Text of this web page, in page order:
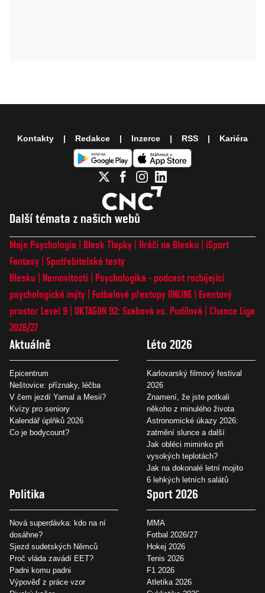
Další témata z našich webů
Moje Psychologie Blesk Tlapky Hráči na Blesku
iSport
Fantasy Spotřebitelské testy
Blesku
Nemovitosti
Psychologika - podcast rozbíjející
psychologické mýty
Fotbalové přestupy ONLINE
Eventový
prostor Level 9 OKTAGON 92: Szabová vs. Pudilová
Chance Liga
2026/27
Aktuálně
Epicentrum
Neštovice: příznaky, léčba
V čem jezdí Yamal a Mesii?
Kvízy pro seniory
Kalendář úplňků 2026
Co je bodycount?
Léto 2026
Karlovarský filmový festival
2026
Znamení, že jste potkali
někoho z minulého života
Astronomické úkazy 2026:
zatmění slunce a další
Jak obléci miminko při
vysokých teplotách?
Jak na dokonalé letní mojito
6 lehkých letních salátů
Politika
Nová superdávka: kdo na ní
dosáhne?
Sjezd sudetských Němců
Proč vláda zavádí EET?
Padni komu padni
Výpověď z práce vzor
Sport 2026
MMA
Fotbal 2026/27
Hokej 2026
Tenis 2026
F1 2026
Atletika 2026
Kontakty Redakce Inzerce RSS Kariéra